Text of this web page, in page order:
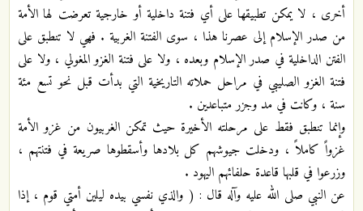
أخرى ، لا يمكن تطبيقها على أي فتنة داخلية أو خارجية تعرضت لها الأمة
من صدر الإسلام إلى عصرنا هذا ، سوى الفتنة الغربية . فهي لا تنطبق على
الفتن الداخلية في صدر الإسلام وبعده ، ولا على فتنة الغزو المغولي ، ولا على
فتنة الغزو الصليبي في مراحل حملاته التاريخية التي بدأت قبل نحو تسع مئة
سنة ، وكانت في مد وجزر متباعدين .
وإنما تنطبق فقط على مرحلته الأخيرة حيث تمكن الغربيون من غزو الأمة
غزواً كاملاً ، ودخلت جيوشهم كل بلادها وأسقطوها صريعة في فتنتهم ،
وزرعوا في قلبها قاعدة حلفائهم اليهود .
عن النبي صلى الله عليه وآله قال : ( والذي نفسي بيده ليلين أمتي قوم ، إذا